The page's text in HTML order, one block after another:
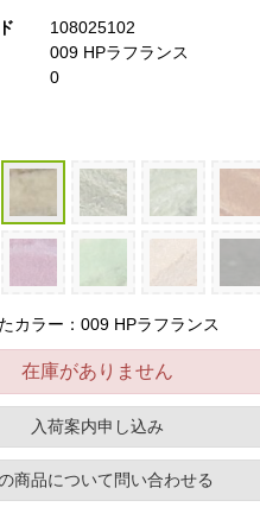
108025102
009 HPラフランス
0
カラー：009 HPラフランス
在庫がありません
入荷案内申し込み
商品について問い合わせる